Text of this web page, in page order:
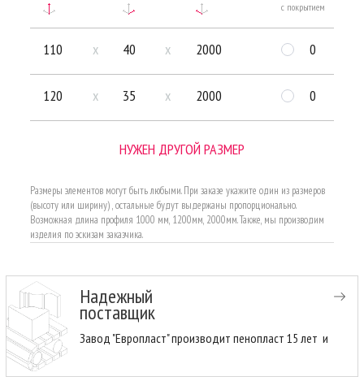
с покрытием
110 x 40 x 2000 0
120 x 35 x 2000 0
НУЖЕН ДРУГОЙ РАЗМЕР
Размеры элементов могут быть любыми. При заказе укажите один из размеров
(высоту или ширину) , остальные будут выдержаны пропорционально.
Возможная длина профиля 1000 мм, 1200мм, 2000мм. Также, мы производим
изделия по эскизам заказчика.
Надежный
поставщик
Завод "Европласт" производит пенопласт 15 лет и